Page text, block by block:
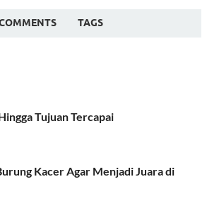
TAGS
Tujuan Tercapai
Kacer Agar Menjadi Juara di